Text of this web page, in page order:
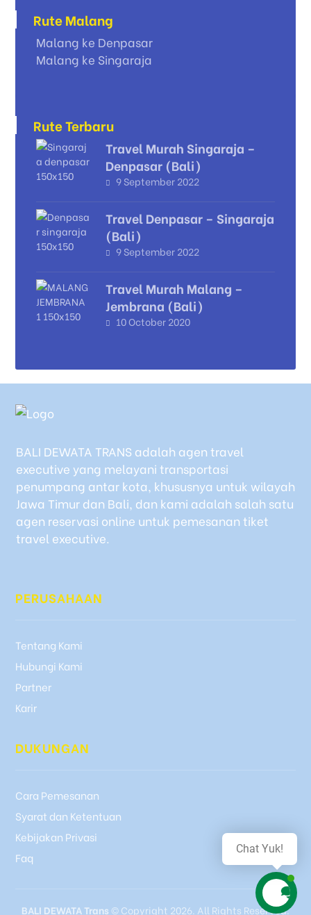
Rute Malang
Malang ke Denpasar
Malang ke Singaraja
Rute Terbaru
Travel Murah Singaraja –
Denpasar (Bali)
9 September 2022
Travel Denpasar – Singaraja
(Bali)
9 September 2022
Travel Murah Malang –
Jembrana (Bali)
10 October 2020
BALI DEWATA TRANS adalah agen travel
executive yang melayani transportasi
penumpang antar kota, khususnya untuk wilayah
Jawa Timur dan Bali, dan kami adalah salah satu
agen reservasi online untuk pemesanan tiket
travel executive.
PERUSAHAAN
Tentang Kami
Hubungi Kami
Partner
Karir
DUKUNGAN
Cara Pemesanan
Syarat dan Ketentuan
Kebijakan Privasi
Faq
BALI DEWATA Trans © Copyright 2026. All Rights Reserved.
Chat Yuk!